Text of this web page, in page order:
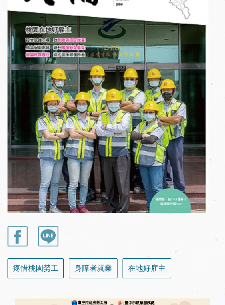
疼惜桃園勞工 身障者就業 在地好雇主